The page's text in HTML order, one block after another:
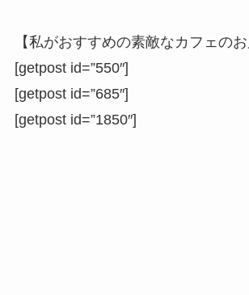
【私がおすすめの素敵なカフェのお
[getpost id=”550″]
[getpost id=”685″]
[getpost id=”1850″]